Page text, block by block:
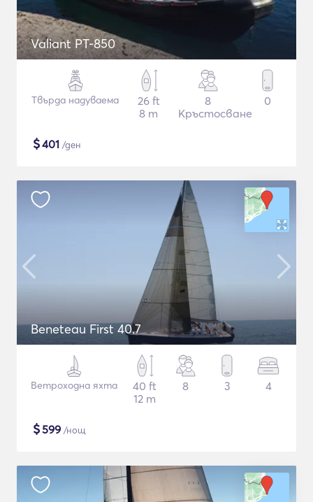
Valiant PT-850
Твърда надуваема
26 ft
8 m
8
Кръстосване
0
$401 /ден
Beneteau First 40.7
Ветроходна яхта
40 ft
12 m
8 3 4
$599 /нощ